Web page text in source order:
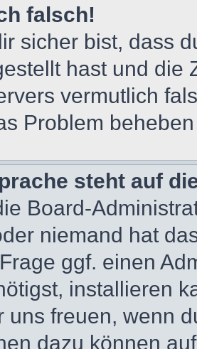
falsch!
sicher bist, dass
hast und die
vermutlich
Problem
steht auf
Board-
niemand hat
ggf. einen
installieren
uns freuen, wenn
dazu können